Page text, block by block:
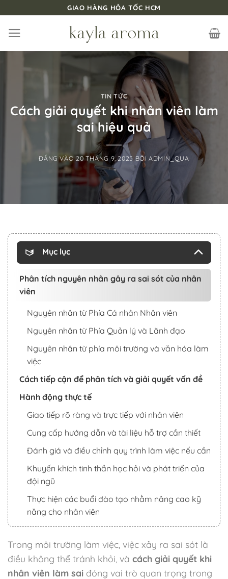
nội
dung
GIAO HÀNG HỎA TỐC HCM
TIN TỨC
Cách giải quyết khi nhân viên làm
sai hiệu quả
ĐĂNG VÀO 20 THÁNG 9, 2025 BỞIADMIN_QUA
Mục lục
Phân tích nguyên nhân gây ra sai sót của nhân
viên
Nguyên nhân từ Phía Cá nhân Nhân viên
Nguyên nhân từ Phía Quản lý và Lãnh đạo
Nguyên nhân từ phía môi trường và văn hóa làm
việc
Cách tiếp cận để phân tích và giải quyết vấn đề
Hành động thực tế
Giao tiếp rõ ràng và trực tiếp với nhân viên
Cung cấp hướng dẫn và tài liệu hỗ trợ cần thiết
Đánh giá và điều chỉnh quy trình làm việc nếu cần
Khuyến khích tinh thần học hỏi và phát triển của
đội ngũ
Thực hiện các buổi đào tạo nhằm nâng cao kỹ
năng cho nhân viên
Trong môi trường làm việc, việc xảy ra sai sót là
điều không thể tránh khỏi, và cách giải quyết khi
nhân viên làm sai đóng vai trò quan trọng trong